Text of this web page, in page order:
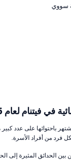
سووي
فيتنام لعام 2025
باحتوائها على عدد
فرد من أفراد الأسرة.
بين الحدائق المثيرة إلى